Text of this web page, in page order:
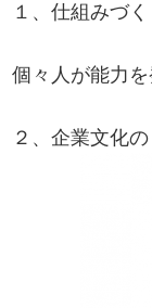
１、仕組みづく
個々人が能力
２、企業文化の